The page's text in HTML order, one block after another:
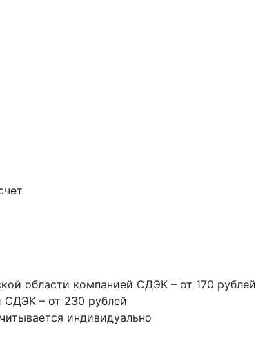
области компанией СДЭК – от 170 рублей
СДЭК – от 230 рублей
индивидуально